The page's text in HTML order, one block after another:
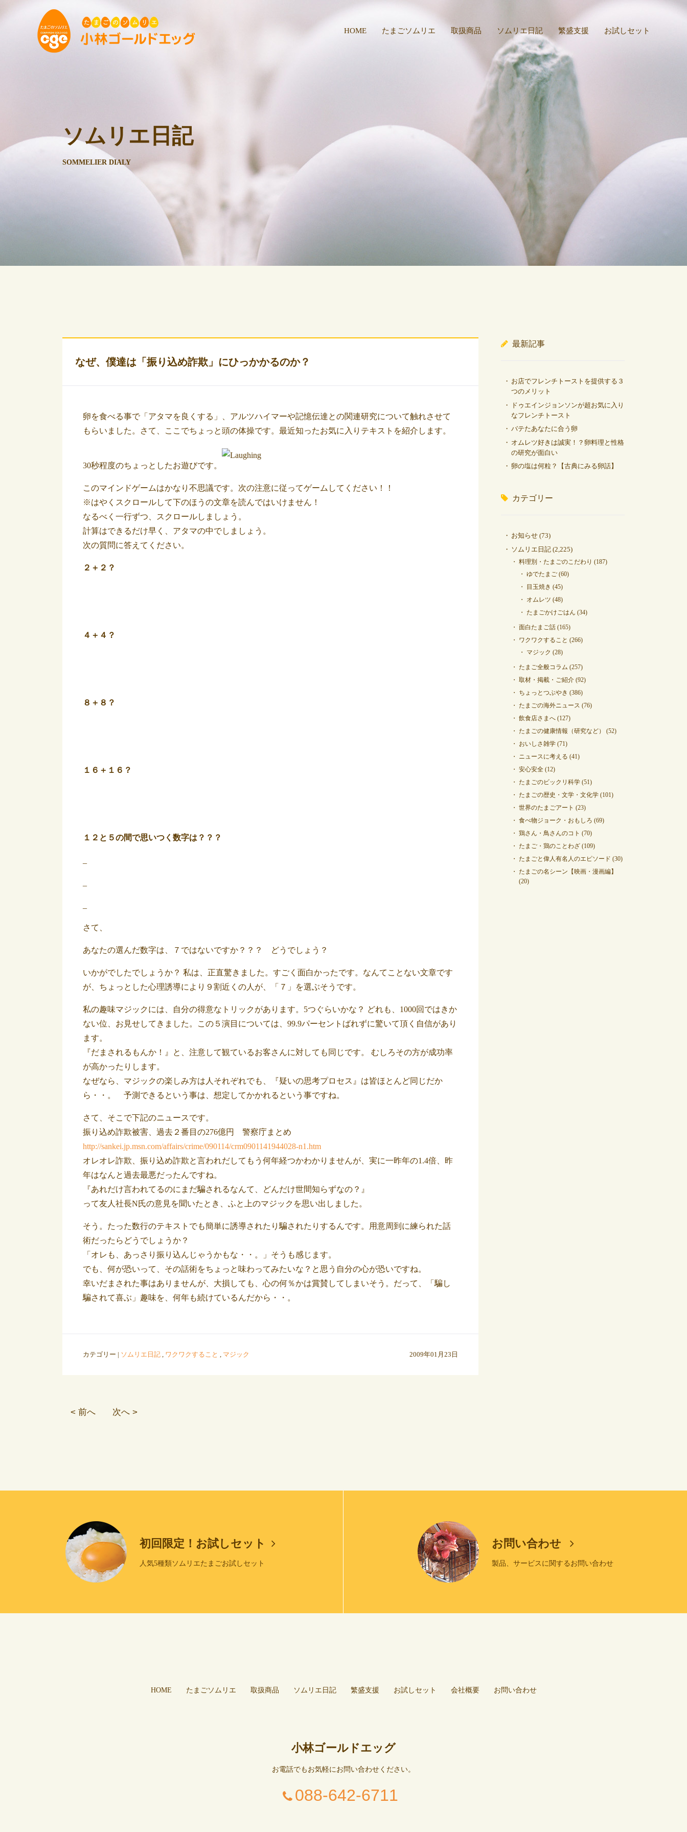
HOME たまごソムリエ 取扱商品 ソムリエ日記 繁盛支援 お試しセット
ソムリエ日記
SOMMELIER DIALY
なぜ、僕達は「振り込め詐欺」にひっかかるのか？
卵を食べる事で「アタマを良くする」、アルツハイマーや記憶伝達との関連研究について触れさせて
もらいました。さて、ここでちょっと頭の体操です。最近知ったお気に入りテキストを紹介します。
30秒程度のちょっとしたお遊びです。
このマインドゲームはかなり不思議です。次の注意に従ってゲームしてください！！
※はやくスクロールして下のほうの文章を読んではいけません！
なるべく一行ずつ、スクロールしましょう。
計算はできるだけ早く、アタマの中でしましょう。
次の質問に答えてください。
２＋２？
４＋４？
８＋８？
１６＋１６？
１２と５の間で思いつく数字は？？？
さて、
あなたの選んだ数字は、７ではないですか？？？ どうでしょう？
いかがでしたでしょうか？ 私は、正直驚きました。すごく面白かったです。なんてことない文章です
が、ちょっとした心理誘導により９割近くの人が、「７」を選ぶそうです。
私の趣味マジックには、自分の得意なトリックがあります。5つぐらいかな？ どれも、1000回ではきか
ない位、お見せしてきました。この５演目については、99.9パーセントばれずに驚いて頂く自信があり
ます。
『だまされるもんか！』と、注意して観ているお客さんに対しても同じです。 むしろその方が成功率
が高かったりします。
なぜなら、マジックの楽しみ方は人それぞれでも、『疑いの思考プロセス』は皆ほとんど同じだか
ら・・。 予測できるという事は、想定してかかれるという事ですね。
さて、そこで下記のニュースです。
振り込め詐欺被害、過去２番目の276億円 警察庁まとめ
http://sankei.jp.msn.com/affairs/crime/090114/crm0901141944028-n1.htm
オレオレ詐欺、振り込め詐欺と言われだしてもう何年経つかわかりませんが、実に一昨年の1.4倍、昨
年はなんと過去最悪だったんですね。
『あれだけ言われてるのにまだ騙されるなんて、どんだけ世間知らずなの？』
って友人社長N氏の意見を聞いたとき、ふと上のマジックを思い出しました。
そう。たった数行のテキストでも簡単に誘導されたり騙されたりするんです。用意周到に練られた話
術だったらどうでしょうか？
「オレも、あっさり振り込んじゃうかもな・・。」そうも感じます。
でも、何が恐いって、その話術をちょっと味わってみたいな？と思う自分の心が恐いですね。
幸いだまされた事はありませんが、大損しても、心の何％かは賞賛してしまいそう。だって、「騙し
騙されて喜ぶ」趣味を、何年も続けているんだから・・。
カテゴリー | ソムリエ日記 , ワクワクすること , マジック 2009年01月23日
< 前へ 次へ >
最新記事
お店でフレンチトーストを提供する３
つのメリット
ドゥエインジョンソンが超お気に入り
なフレンチトースト
バテたあなたに合う卵
オムレツ好きは誠実！？卵料理と性格
の研究が面白い
卵の塩は何粒？【古典にみる卵話】
カテゴリー
お知らせ (73)
ソムリエ日記 (2,225)
料理別・たまごのこだわり (187)
ゆでたまご (60)
目玉焼き (45)
オムレツ (48)
たまごかけごはん (34)
面白たまご話 (165)
ワクワクすること (266)
マジック (28)
たまご全般コラム (257)
取材・掲載・ご紹介 (92)
ちょっとつぶやき (386)
たまごの海外ニュース (76)
飲食店さまへ (127)
たまごの健康情報（研究など）
(52)
おいしさ雑学 (71)
ニュースに考える (41)
安心安全 (12)
たまごのビックリ科学 (51)
たまごの歴史・文学・文化学 (101)
世界のたまごアート (23)
食べ物ジョーク・おもしろ (69)
鶏さん・鳥さんのコト (70)
たまご・鶏のことわざ (109)
たまごと偉人有名人のエピソード (30)
たまごの名シーン【映画・漫画編】
(20)
初回限定！お試しセット
人気5種類ソムリエたまごお試しセット
お問い合わせ
製品、サービスに関するお問い合わせ
HOME たまごソムリエ 取扱商品 ソムリエ日記 繁盛支援 お試しセット 会社概要 お問い合わせ
小林ゴールドエッグ
お電話でもお気軽にお問い合わせください。
088-642-6711